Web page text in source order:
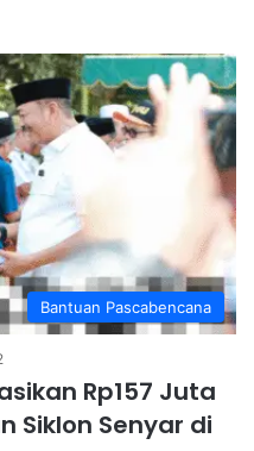
Bantuan Pascabencana
Rp157 Juta
Siklon Senyar di